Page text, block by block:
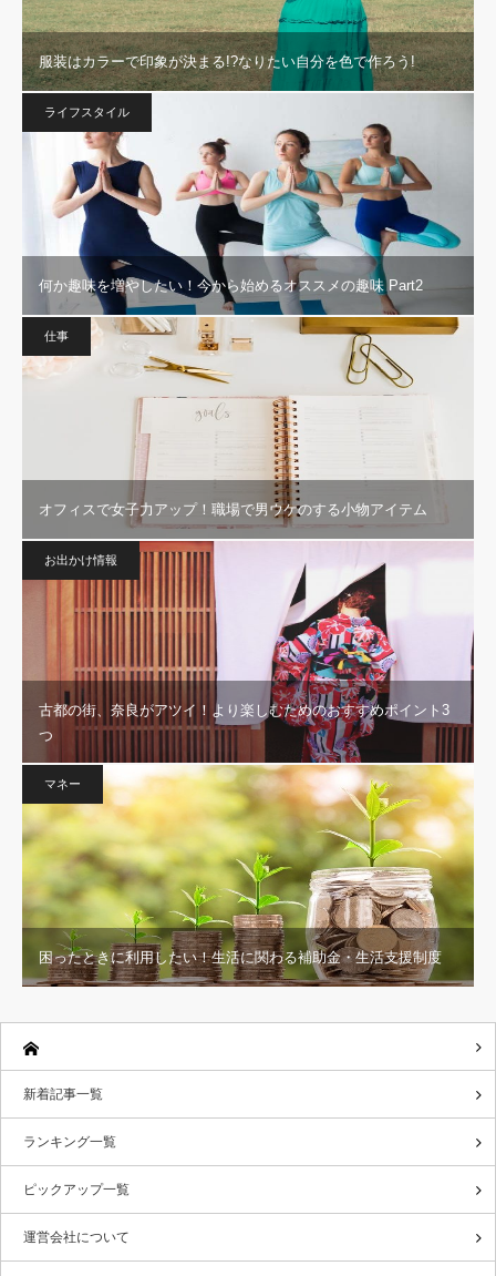
服装はカラーで印象が決まる!?なりたい自分を色で作ろう!
ライフスタイル
何か趣味を増やしたい！今から始めるオススメの趣味 Part2
仕事
オフィスで女子力アップ！職場で男ウケのする小物アイテム
お出かけ情報
古都の街、奈良がアツイ！より楽しむためのおすすめポイント3
つ
マネー
困ったときに利用したい！生活に関わる補助金・生活支援制度
新着記事一覧
ランキング一覧
ピックアップ一覧
運営会社について